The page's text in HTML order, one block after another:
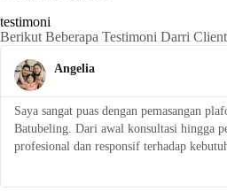
testimoni
Berikut Beberapa Testimoni Darri
Angelia
Saya sangat puas dengan pemasangan
Batubeling. Dari awal konsultasi hingga
profesional dan responsif terhadap